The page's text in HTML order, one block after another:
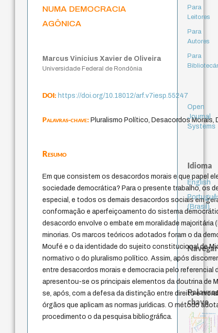
numa democracia
agônica
Marcus Vinícius Xavier de Oliveira
Universidade Federal de Rondônia
DOI:https://doi.org/10.18012/arf.v7iesp.55247
Palavras-chave:Pluralismo Político, Desacordos Morais,
Resumo
Em que consistem os desacordos morais e que papel
sociedade democrática? Para o presente trabalho, os
especial, e todos os demais desacordos sociais em
conformação e aperfeiçoamento do sistema
desacordo envolve o embate em moralidade majoritária
minorias. Os marcos teóricos adotados foram o da
Moufé e o da identidade do sujeito constitucional de
normativo o do pluralismo político. Assim, após
entre desacordos morais e democracia pelo referencial
apresentou-se os principais elementos da doutrina de
se, após, com a defesa da distinção entre direito e
órgãos que aplicam as normas jurídicas. O método
procedimento o da pesquisa bibliográfica.
Para
Leitores
Para
Autores
Para
Open
Journal
Systems
Idioma
English
(Brasil)
Navegar
chave
fundamentalismo
jacobi
protágoras experiência temporal
metafísica do tempo
género
idade
intolerância
homem-medida filosofia brasileira
j.c.m. neto palavra
literatura (poética) perdón
leyes
violencia
logos lei
acquaintance
filosofia francesa
desejo
bataille mind
realidad